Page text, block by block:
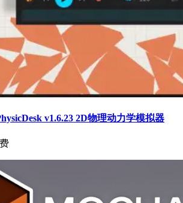
v1.6.23 2D物理动力学模拟器